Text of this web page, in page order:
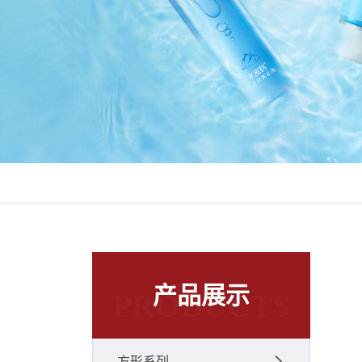
产品展示
PRODUCTS